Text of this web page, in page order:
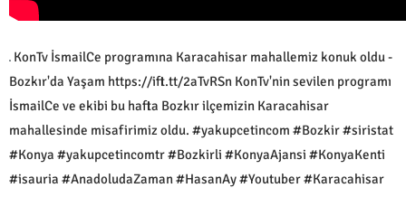
KonTv İsmailCe programına Karacahisar mahallemiz konuk oldu -
Bozkır'da Yaşam https://ift.tt/2aTvRSn KonTv'nin sevilen programı
İsmailCe ve ekibi bu hafta Bozkır ilçemizin Karacahisar
mahallesinde misafirimiz oldu. #yakupcetincom #Bozkir #siristat
#Konya #yakupcetincomtr #Bozkirli #KonyaAjansi #KonyaKenti
#isauria #AnadoludaZaman #HasanAy #Youtuber #Karacahisar